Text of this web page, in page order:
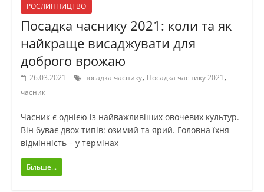
РОСЛИННИЦТВО
Посадка часнику 2021: коли та як
найкраще висаджувати для
доброго врожаю
26.03.2021 посадка часнику, Посадка часнику 2021,
часник
Часник є однією із найважливіших овочевих культур.
Він буває двох типів: озимий та ярий. Головна їхня
відмінність – у термінах
Більше...